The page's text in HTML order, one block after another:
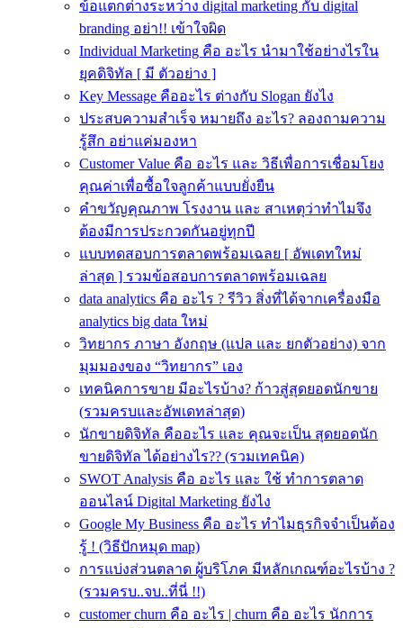
ข้อแตกต่างระหว่าง digital marketing กับ digital
branding อย่า!! เข้าใจผิด
Individual Marketing คือ อะไร นำมาใช้อย่างไรใน
ยุคดิจิทัล [ มี ตัวอย่าง ]
Key Message คืออะไร ต่างกับ Slogan ยังไง
ประสบความสําเร็จ หมายถึง อะไร? ลองถามความ
รู้สึก อย่าแค่มองหา
Customer Value คือ อะไร และ วิธีเพื่อการเชื่อมโยง
คุณค่าเพื่อซื้อใจลูกค้าแบบยั่งยืน
คําขวัญคุณภาพ โรงงาน และ สาเหตุว่าทำไมจึง
ต้องมีการประกวดกันอยู่ทุกปี
แบบทดสอบการตลาดพร้อมเฉลย [ อัพเดทใหม่
ล่าสุด ] รวมข้อสอบการตลาดพร้อมเฉลย
data analytics คือ อะไร ? รีวิว สิ่งที่ได้จากเครื่องมือ
analytics big data ใหม่
วิทยากร ภาษา อังกฤษ (แปล และ ยกตัวอย่าง) จาก
มุมมองของ “วิทยากร” เอง
เทคนิคการขาย มีอะไรบ้าง? ก้าวสู่สุดยอดนักขาย
(รวมครบและอัพเดทล่าสุด)
นักขายดิจิทัล คืออะไร และ คุณจะเป็น สุดยอดนัก
ขายดิจิทัล ได้อย่างไร?? (รวมเทคนิค)
SWOT Analysis คือ อะไร และ ใช้ ทำการตลาด
ออนไลน์ Digital Marketing ยังไง
Google My Business คือ อะไร ทำไมธุรกิจจำเป็นต้อง
รู้ ! (วิธีปักหมุด map)
การแบ่งส่วนตลาด ผู้บริโภค มีหลักเกณฑ์อะไรบ้าง ?
(รวมครบ..จบ..ที่นี่ !!)
customer churn คือ อะไร | churn คือ อะไร นักการ